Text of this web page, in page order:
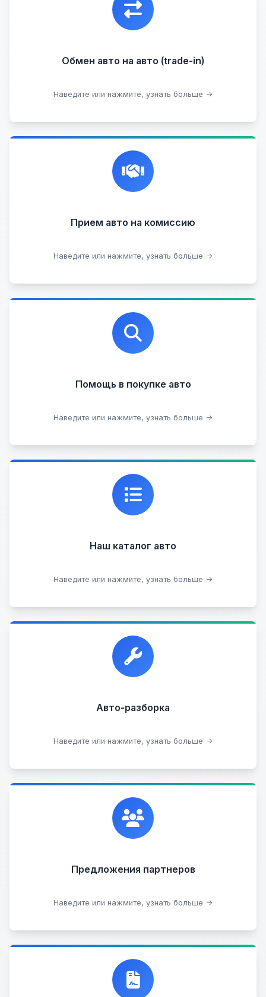
Обмен авто на авто (trade-in)
Наведите или нажмите, узнать больше →
автомобиль с доплатой, подобрав вам
подходящий вариант.
Подобрать авто
Прием авто на комиссию
Наведите или нажмите, узнать больше →
Честная и профессиональная экспертиза, реклама,
переговоры с клиентами, подготовка документов,
сопровождение сделки.
Прием битых авто
Оставить на комиссии
Помощь в покупке авто
Наведите или нажмите, узнать больше →
Профессиональная помощь в выборе автомобиля
на любых торговых площадках с проверкой
юридической чистоты.
Подобрать авто
Наш каталог авто
Наведите или нажмите, узнать больше →
Каталог проверенных автомобилей в отличном
состоянии, где вы можете найти подробную
информацию о каждом авто.
Посмотреть каталог
Авто-разборка
Наведите или нажмите, узнать больше →
Прием автомобилей для разборки на запчасти в
любом состоянии.
Сдать на разборку
Предложения партнеров
Наведите или нажмите, узнать больше →
Сотрудничаем с лучшими организациями. Если у
вас есть интересные идеи, мы всегда открыты к
сотрудничеству.
Стать партнером
Договор купли-продажи